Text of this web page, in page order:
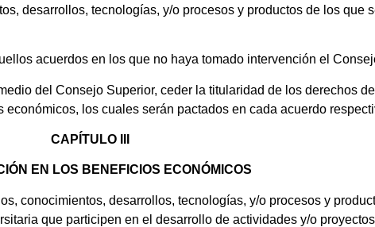
desarrollos, tecnologías, y/o procesos y productos de los que
acuerdos en los que no haya tomado intervención el
del Consejo Superior, ceder la titularidad de los derechos
los cuales serán pactados en cada acuerdo
CAPÍTULO III
EN LOS BENEFICIOS ECONÓMICOS
conocimientos, desarrollos, tecnologías, y/o procesos y
que participen en el desarrollo de actividades y/o